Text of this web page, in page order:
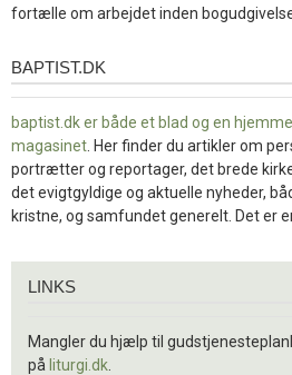
fortælle om arbejdet inden
baptist.dk
BAPTIST.DK
baptist.dk er både et blad og en
magasinet . Her finder du artikler om
portrætter og reportager, det brede
det evigtgyldige og aktuelle nyheder,
kristne, og samfundet generelt. Det er
LINKS
Mangler du hjælp til
på liturgi.dk